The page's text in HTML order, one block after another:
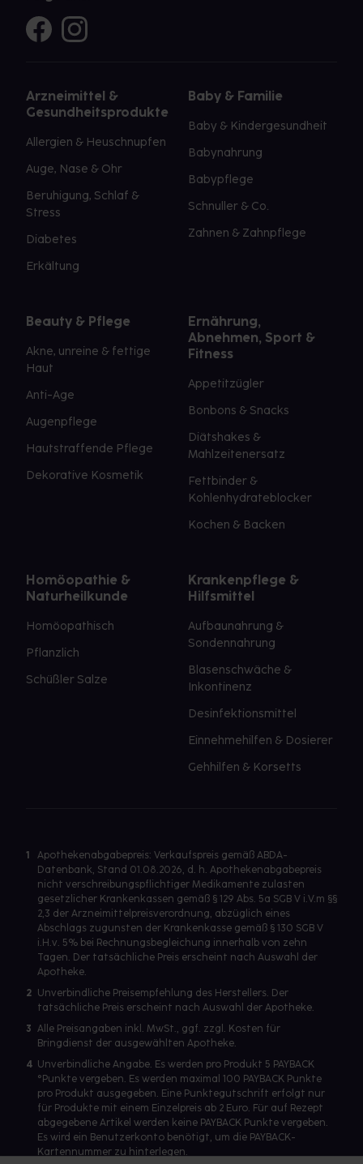
Arzneimittel &
Gesundheitsprodukte
Allergien & Heuschnupfen
Auge, Nase & Ohr
Beruhigung, Schlaf &
Stress
Diabetes
Erkältung
Baby & Familie
Baby & Kindergesundheit
Babynahrung
Babypflege
Schnuller & Co.
Zahnen & Zahnpflege
Beauty & Pflege
Akne, unreine & fettige
Haut
Anti-Age
Augenpflege
Hautstraffende Pflege
Dekorative Kosmetik
Ernährung,
Abnehmen, Sport &
Fitness
Appetitzügler
Bonbons & Snacks
Diätshakes &
Mahlzeitenersatz
Fettbinder &
Kohlenhydrateblocker
Kochen & Backen
Homöopathie &
Naturheilkunde
Homöopathisch
Pflanzlich
Schüßler Salze
Krankenpflege &
Hilfsmittel
Aufbaunahrung &
Sondennahrung
Blasenschwäche &
Inkontinenz
Desinfektionsmittel
Einnehmehilfen & Dosierer
Gehhilfen & Korsetts
1
Apothekenabgabepreis: Verkaufspreis gemäß ABDA-
Datenbank, Stand 01.08.2026, d. h. Apothekenabgabepreis
nicht verschreibungspflichtiger Medikamente zulasten
gesetzlicher Krankenkassen gemäß § 129 Abs. 5a SGB V i.V.m §§
2,3 der Arzneimittelpreisverordnung, abzüglich eines
Abschlags zugunsten der Krankenkasse gemäß § 130 SGB V
i.H.v. 5% bei Rechnungsbegleichung innerhalb von zehn
Tagen. Der tatsächliche Preis erscheint nach Auswahl der
Apotheke.
2 Unverbindliche Preisempfehlung des Herstellers. Der
tatsächliche Preis erscheint nach Auswahl der Apotheke.
3 Alle Preisangaben inkl. MwSt., ggf. zzgl. Kosten für
Bringdienst der ausgewählten Apotheke.
4 Unverbindliche Angabe. Es werden pro Produkt 5 PAYBACK
°Punkte vergeben. Es werden maximal 100 PAYBACK Punkte
pro Produkt ausgegeben. Eine Punktegutschrift erfolgt nur
für Produkte mit einem Einzelpreis ab 2 Euro. Für auf Rezept
abgegebene Artikel werden keine PAYBACK Punkte vergeben.
Es wird ein Benutzerkonto benötigt, um die PAYBACK-
Kartennummer zu hinterlegen.